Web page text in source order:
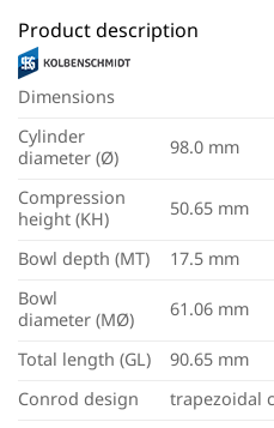
Product description
Dimensions
Cylinder
diameter (Ø)
98.0 mm
Compression
height (KH)
50.65 mm
Bowl depth (MT)
17.5 mm
Bowl
diameter (MØ)
61.06 mm
Total length (GL)
90.65 mm
Conrod design
trapezoidal